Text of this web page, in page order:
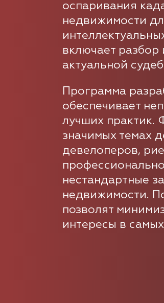
оспаривания
недвижимости
включает разбор
актуальной
Программа
обеспечивает
лучших практик.
значимых темах
девелоперов,
нестандартные
недвижимости.
позволят
интересы в